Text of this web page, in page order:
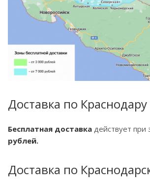
Доставка по Краснодару
Бесплатная доставка действует при
рублей.
Доставка по